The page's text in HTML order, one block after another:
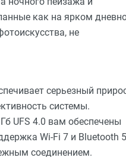
как на ярком
не
серьезный
системы.
UFS 4.0 вам обеспечены
Wi-Fi 7 и Bluetooth
соединением.